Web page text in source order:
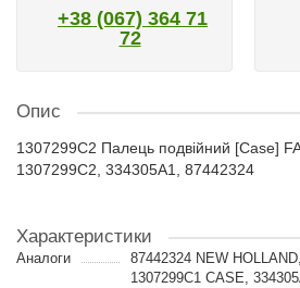
+38 (067) 364 71
72
Опис
1307299C2 Палець подвійний [Case]
1307299C2, 334305A1, 87442324
Характеристики
Аналоги
87442324 NEW
1307299C1 CASE,